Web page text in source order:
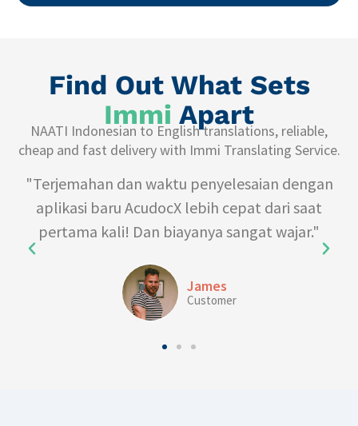
Find Out What Sets
Immi Apart
NAATI Indonesian to English translations, reliable,
cheap and fast delivery with Immi Translating Service.
"Terjemahan dan waktu penyelesaian dengan
aplikasi baru AcudocX lebih cepat dari saat
pertama kali! Dan biayanya sangat wajar."
James
Customer